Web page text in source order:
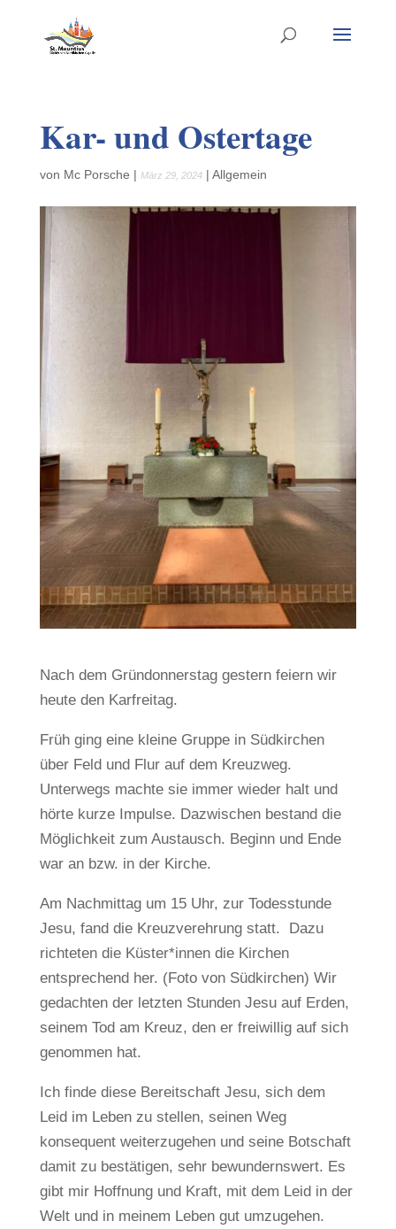
Kar- und Ostertage
von Mc Porsche | März 29, 2024| Allgemein
Nach dem Gründonnerstag gestern feiern wir
heute den Karfreitag.
Früh ging eine kleine Gruppe in Südkirchen
über Feld und Flur auf dem Kreuzweg.
Unterwegs machte sie immer wieder halt und
hörte kurze Impulse. Dazwischen bestand die
Möglichkeit zum Austausch. Beginn und Ende
war an bzw. in der Kirche.
Am Nachmittag um 15 Uhr, zur Todesstunde
Jesu, fand die Kreuzverehrung statt. Dazu
richteten die Küster*innen die Kirchen
entsprechend her. (Foto von Südkirchen) Wir
gedachten der letzten Stunden Jesu auf Erden,
seinem Tod am Kreuz, den er freiwillig auf sich
genommen hat.
Ich finde diese Bereitschaft Jesu, sich dem
Leid im Leben zu stellen, seinen Weg
konsequent weiterzugehen und seine Botschaft
damit zu bestätigen, sehr bewundernswert. Es
gibt mir Hoffnung und Kraft, mit dem Leid in der
Welt und in meinem Leben gut umzugehen.